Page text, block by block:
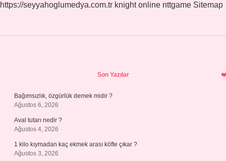
https://seyyahoglumedya.com.tr knight online nttgame Sitemap
Son Yazılar
Bağımsızlık, özgürlük demek midir ?
Ağustos 6, 2026
Aval tutarı nedir ?
Ağustos 4, 2026
1 kilo kıymadan kaç ekmek arası köfte çıkar ?
Ağustos 3, 2026